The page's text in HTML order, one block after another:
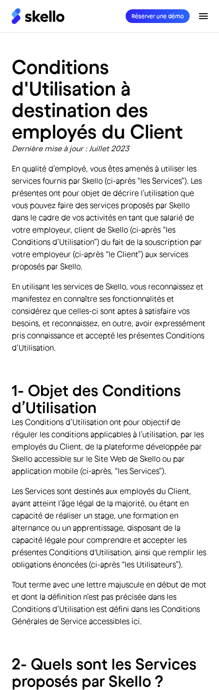
Réserver une démo
Conditions
d'Utilisation à
destination des
employés du Client
Dernière mise à jour : Juillet 2023
En qualité d’employé, vous êtes amenés à utiliser les
services fournis par Skello (ci-après “les Services”). Les
présentes ont pour objet de décrire l’utilisation que
vous pouvez faire des services proposés par Skello
dans le cadre de vos activités en tant que salarié de
votre employeur, client de Skello (ci-après “les
Conditions d’Utilisation”) du fait de la souscription par
votre employeur (ci-après “le Client”) aux services
proposés par Skello.
En utilisant les services de Skello, vous reconnaissez et
manifestez en connaître ses fonctionnalités et
considérez que celles-ci sont aptes à satisfaire vos
besoins, et reconnaissez, en outre, avoir expressément
pris connaissance et accepté les présentes Conditions
d’Utilisation.
1- Objet des Conditions
d’Utilisation
Les Conditions d’Utilisation ont pour objectif de
réguler les conditions applicables à l’utilisation, par les
employés du Client, de la plateforme développée par
Skello accessible sur le Site Web de Skello ou par
application mobile (ci-après, “les Services”).
Les Services sont destinés aux employés du Client,
ayant atteint l’âge légal de la majorité, ou étant en
capacité de réaliser un stage, une formation en
alternance ou un apprentissage, disposant de la
capacité légale pour comprendre et accepter les
présentes Conditions d'Utilisation, ainsi que remplir les
obligations énoncées (ci-après “les Utilisateurs”).
Tout terme avec une lettre majuscule en début de mot
et dont la définition n’est pas précisée dans les
Conditions d’Utilisation est défini dans les Conditions
Générales de Service accessibles ici.
2- Quels sont les Services
proposés par Skello ?